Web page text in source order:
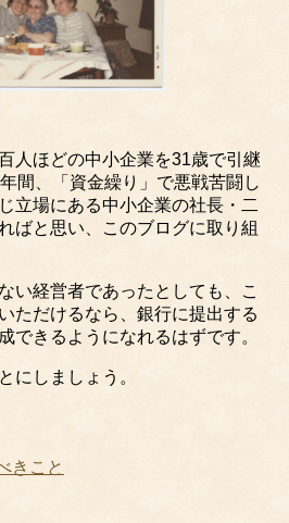
人ほどの中小企業を31歳で引継
間、「資金繰り」で悪戦苦闘し
立場にある中小企業の社長・二
ばと思い、このブログに取り組
い経営者であったとしても、こ
ただけるなら、銀行に提出する
できるようになれるはずです。
にしましょう。
きこと